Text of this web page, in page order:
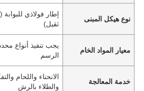
نوع هيكل المبنى
إطار فولاذي
ثقيل)
معيار المواد الخام
يجب تنفيذ أنواع
الرسم
خدمة المعالجة
الانحناء واللحام
والطلاء بالرش